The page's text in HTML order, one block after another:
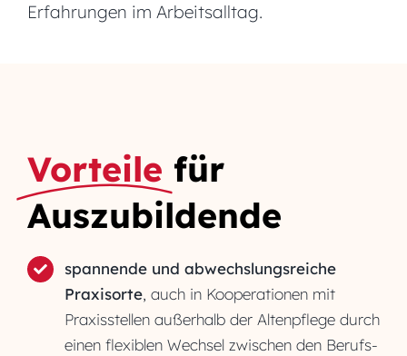
Erfahrungen im Arbeitsalltag.
Vorteile für
Auszubildende
spannende und abwechslungsreiche
Praxisorte, auch in Kooperationen mit
Praxisstellen außerhalb der Altenpflege durch
einen flexiblen Wechsel zwischen den Berufs­